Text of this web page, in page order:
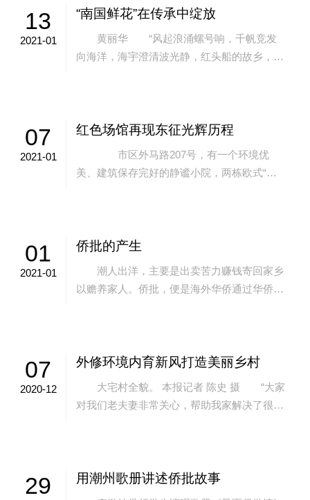
13
2021-01
“南国鲜花”在传承中绽放
黄丽华 “风起浪涌螺号响，千帆竞发
向海洋，海宇澄清波光静，红头船的故乡，海
07
2021-01
红色场馆再现东征光辉历程
市区外马路207号，有一个环境优
美、建筑保存完好的静谧小院，两栋欧式“小
01
2021-01
侨批的产生
潮人出洋，主要是出卖苦力赚钱寄回家乡
以赡养家人。侨批，便是海外华侨通过华侨自
07
2020-12
外修环境内育新风打造美丽乡村
大宅村全貌。 本报记者 陈史 摄 “大家
对我们老夫妻非常关心，帮助我家解决了很多
29 用潮州歌册讲述侨批故事